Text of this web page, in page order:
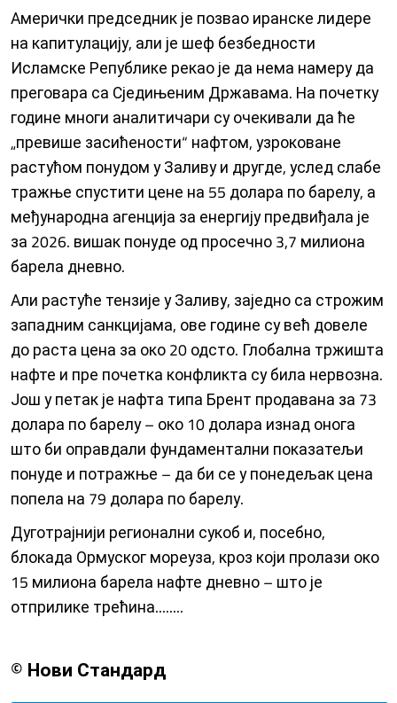
Амерички председник је позвао иранске лидере
на капитулацију, али је шеф безбедности
Исламске Републике рекао је да нема намеру да
преговара са Сједињеним Државама. На почетку
године многи аналитичари су очекивали да ће
„превише засићености“ нафтом, узроковане
растућом понудом у Заливу и другде, услед слабе
тражње спустити цене на 55 долара по барелу, а
међународна агенција за енергију предвиђала је
за 2026. вишак понуде од просечно 3,7 милиона
барела дневно.
Али растуће тензије у Заливу, заједно са строжим
западним санкцијама, ове године су већ довеле
до раста цена за око 20 одсто. Глобална тржишта
нафте и пре почетка конфликта су била нервозна.
Још у петак је нафта типа Брент продавана за 73
долара по барелу – око 10 долара изнад онога
што би оправдали фундаментални показатељи
понуде и потражње – да би се у понедељак цена
попела на 79 долара по барелу.
Дуготрајнији регионални сукоб и, посебно,
блокада Ормуског мореуза, кроз који пролази око
15 милиона барела нафте дневно – што је
отприлике трећина........
© Нови Стандард